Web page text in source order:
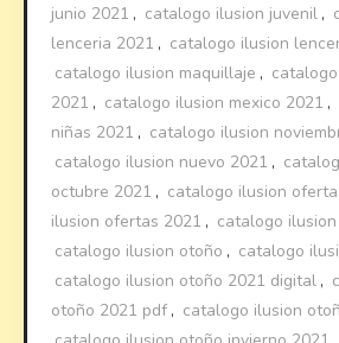
junio 2021 , catalogo ilusion juvenil ,
lenceria 2021 , catalogo ilusion
catalogo ilusion maquillaje ,
2021 , catalogo ilusion mexico 2021 ,
niñas 2021 , catalogo ilusion
catalogo ilusion nuevo 2021 ,
octubre 2021 , catalogo ilusion
ilusion ofertas 2021 , catalogo
catalogo ilusion otoño , catalogo
catalogo ilusion otoño 2021 digital ,
otoño 2021 pdf , catalogo ilusion